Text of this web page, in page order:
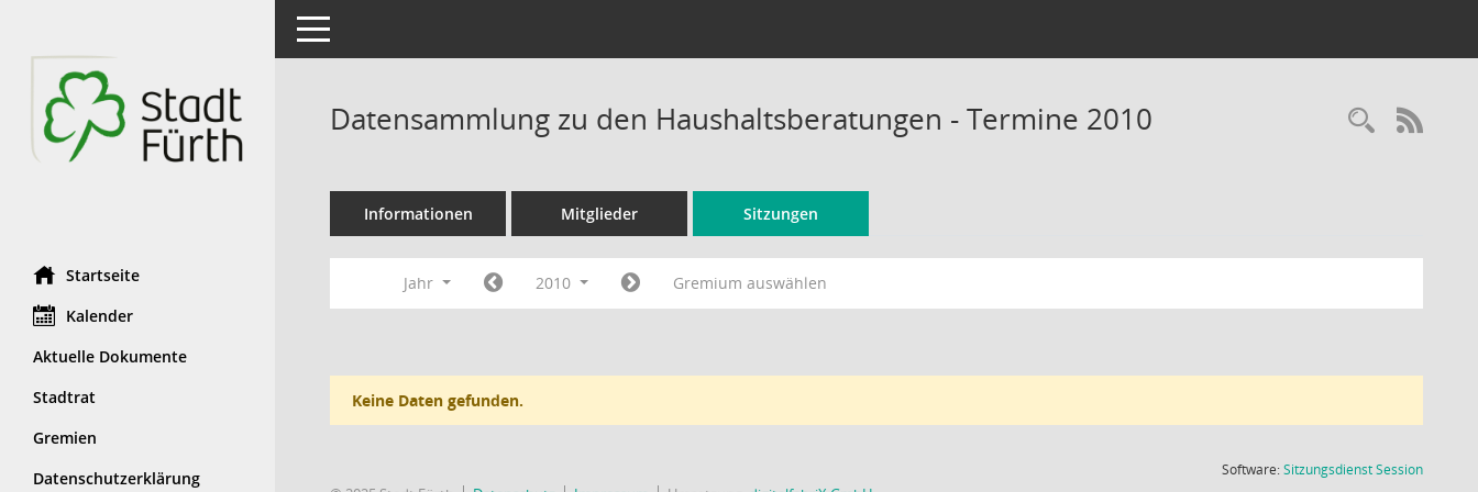
Startseite
Kalender
Aktuelle Dokumente
Stadtrat
Gremien
Datenschutzerklärung
Toggle navigation
Datensammlung zu den Haushaltsberatungen - Termine 2010
Informationen Mitglieder Sitzungen
Jahr 2010 Gremium auswählen
Keine Daten gefunden.
Software:SitzungsdienstSession(Wird in